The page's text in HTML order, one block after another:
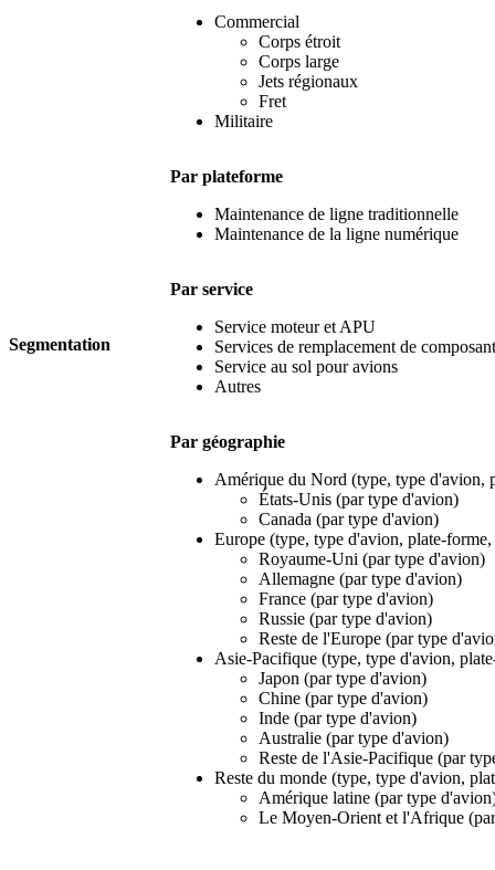
Segmentation
Commercial
Corps étroit
Corps large
Jets régionaux
Fret
Militaire
Par plateforme
Maintenance de ligne traditionnelle
Maintenance de la ligne numérique
Par service
Service moteur et APU
Services de remplacement de
Service au sol pour avions
Autres
Par géographie
Amérique du Nord (type, type d'avion,
États-Unis (par type d'avion)
Canada (par type d'avion)
Europe (type, type d'avion, plate-forme,
Royaume-Uni (par type d'avion)
Allemagne (par type d'avion)
France (par type d'avion)
Russie (par type d'avion)
Reste de l'Europe (par type
Asie-Pacifique (type, type d'avion,
Japon (par type d'avion)
Chine (par type d'avion)
Inde (par type d'avion)
Australie (par type d'avion)
Reste de l'Asie-Pacifique (par
Reste du monde (type, type d'avion,
Amérique latine (par type
Le Moyen-Orient et l'Afrique